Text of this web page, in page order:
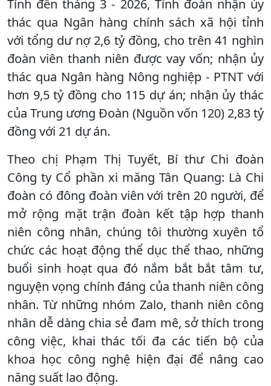
Tính đến tháng 3 - 2026, Tỉnh đoàn nhận ủy
thác qua Ngân hàng chính sách xã hội tỉnh
với tổng dư nợ 2,6 tỷ đồng, cho trên 41 nghìn
đoàn viên thanh niên được vay vốn; nhận ủy
thác qua Ngân hàng Nông nghiệp - PTNT với
hơn 9,5 tỷ đồng cho 115 dự án; nhận ủy thác
của Trung ương Đoàn (Nguồn vốn 120) 2,83 tỷ
đồng với 21 dự án.
Theo chị Phạm Thị Tuyết, Bí thư Chi đoàn
Công ty Cổ phần xi măng Tân Quang: Là Chi
đoàn có đông đoàn viên với trên 20 người, để
mở rộng mặt trận đoàn kết tập hợp thanh
niên công nhân, chúng tôi thường xuyên tổ
chức các hoạt động thể dục thể thao, những
buổi sinh hoạt qua đó nắm bắt bắt tâm tư,
nguyện vọng chính đáng của thanh niên công
nhân. Từ những nhóm Zalo, thanh niên công
nhân dễ dàng chia sẻ đam mê, sở thích trong
công việc, khai thác tối đa các tiến bộ của
khoa học công nghệ hiện đại để nâng cao
năng suất lao động.